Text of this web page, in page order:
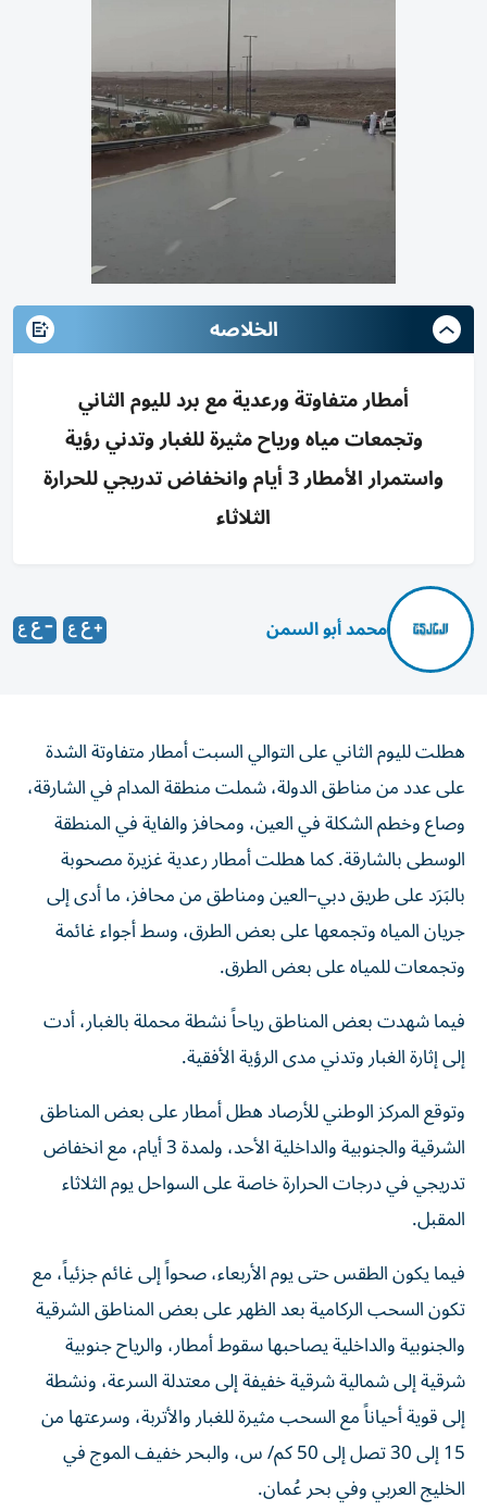
الخلاصه
أمطار متفاوتة ورعدية مع برد لليوم الثاني
وتجمعات مياه ورياح مثيرة للغبار وتدني رؤية
واستمرار الأمطار 3 أيام وانخفاض تدريجي للحرارة
الثلاثاء
محمد أبو السمن
هطلت لليوم الثاني على التوالي السبت أمطار متفاوتة الشدة
على عدد من مناطق الدولة، شملت منطقة المدام في الشارقة،
وصاع وخطم الشكلة في العين، ومحافز والفاية في المنطقة
الوسطى بالشارقة. كما هطلت أمطار رعدية غزيرة مصحوبة
بالبَرَد على طريق دبي–العين ومناطق من محافز، ما أدى إلى
جريان المياه وتجمعها على بعض الطرق، وسط أجواء غائمة
وتجمعات للمياه على بعض الطرق.
فيما شهدت بعض المناطق رياحاً نشطة محملة بالغبار، أدت
إلى إثارة الغبار وتدني مدى الرؤية الأفقية.
وتوقع المركز الوطني للأرصاد هطل أمطار على بعض المناطق
الشرقية والجنوبية والداخلية الأحد، ولمدة 3 أيام، مع انخفاض
تدريجي في درجات الحرارة خاصة على السواحل يوم الثلاثاء
المقبل.
فيما يكون الطقس حتى يوم الأربعاء، صحواً إلى غائم جزئياً، مع
تكون السحب الركامية بعد الظهر على بعض المناطق الشرقية
والجنوبية والداخلية يصاحبها سقوط أمطار، والرياح جنوبية
شرقية إلى شمالية شرقية خفيفة إلى معتدلة السرعة، ونشطة
إلى قوية أحياناً مع السحب مثيرة للغبار والأتربة، وسرعتها من
15 إلى 30 تصل إلى 50 كم/ س، والبحر خفيف الموج في
الخليج العربي وفي بحر عُمان.